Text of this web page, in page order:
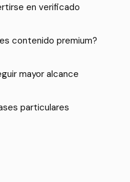
en verificado
contenido premium?
mayor alcance
particulares